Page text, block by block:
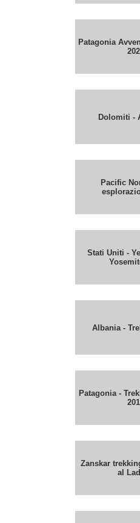
Patagonia
Dolomiti -
Pacific
Stati Uniti -
Albania -
Patagonia -
Zanskar
al